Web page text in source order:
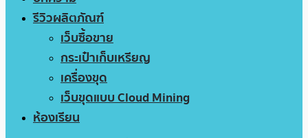
รีวิวผลิตภัณฑ์
เว็บซื้อขาย
กระเป๋าเก็บเหรียญ
เครื่องขุด
เว็บขุดแบบ Cloud Mining
ห้องเรียน